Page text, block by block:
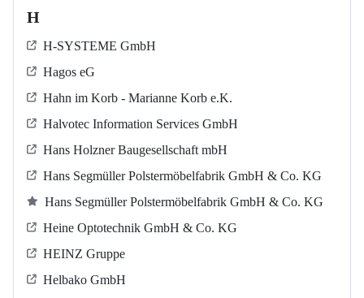
H
H-SYSTEME GmbH
Hagos eG
Hahn im Korb - Marianne Korb e.K.
Halvotec Information Services GmbH
Hans Holzner Baugesellschaft mbH
Hans Segmüller Polstermöbelfabrik GmbH & Co. KG
Hans Segmüller Polstermöbelfabrik GmbH & Co. KG
Heine Optotechnik GmbH & Co. KG
HEINZ Gruppe
Helbako GmbH